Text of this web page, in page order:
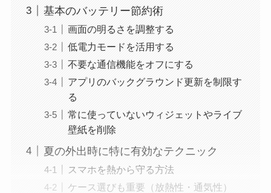
基本のバッテリー節約術
画面の明るさを調整する
低電力モードを活用する
不要な通信機能をオフにする
アプリのバックグラウンド更新を制限す
る
常に使っていないウィジェットやライブ
壁紙を削除
夏の外出時に特に有効なテクニック
スマホを熱から守る方法
ケース選びも重要（放熱性・通気性）